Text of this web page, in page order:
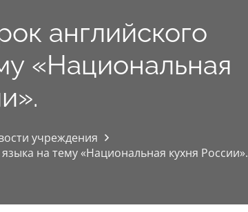
английского
«Национальная
учреждения
на тему «Национальная кухня России».